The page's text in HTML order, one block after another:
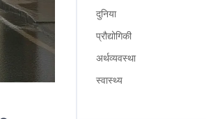
दुनिया
प्रौद्योगिकी
अर्थव्यवस्था
स्वास्थ्य